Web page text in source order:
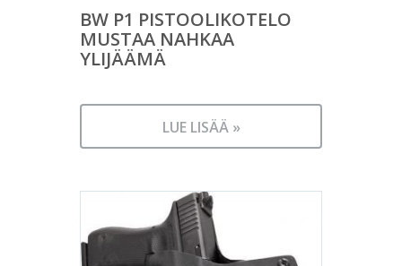
BW P1 PISTOOLIKOTELO
MUSTAA NAHKAA
YLIJÄÄMÄ
LUE LISÄÄ »